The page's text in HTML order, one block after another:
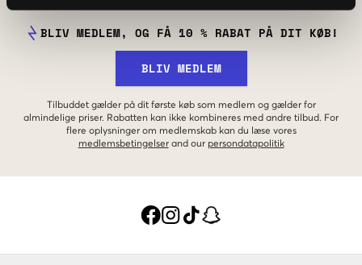
BLIV MEDLEM, OG FÅ 10 % RABAT PÅ DIT KØB!
BLIV MEDLEM
Tilbuddet gælder på dit første køb som medlem og gælder for
almindelige priser. Rabatten kan ikke kombineres med andre tilbud. For
flere oplysninger om medlemskab kan du læse vores
medlemsbetingelser and our persondatapolitik